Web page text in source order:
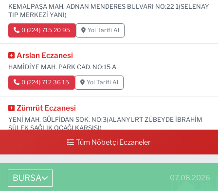
KEMALPAŞA MAH. ADNAN MENDERES BULVARI NO:22 1(SELENAY
TIP MERKEZİ YANI)
0 (224) 715 20 95 Yol Tarifi Al
Arslan Eczanesi
HAMİDİYE MAH. PARK CAD. NO:15 A
0 (224) 712 36 15 Yol Tarifi Al
Zümrüt Eczanesi
YENİ MAH. GÜLFİDAN SOK. NO:3(ALANYURT ZÜBEYDE İBRAHİM
SÜLEK SAĞLIK OCAĞI KARŞISI)
0 (531) 239 44 04 Yol Tarifi Al
Tüm Nöbetçi Eczaneler
BURSA 07.08.2026